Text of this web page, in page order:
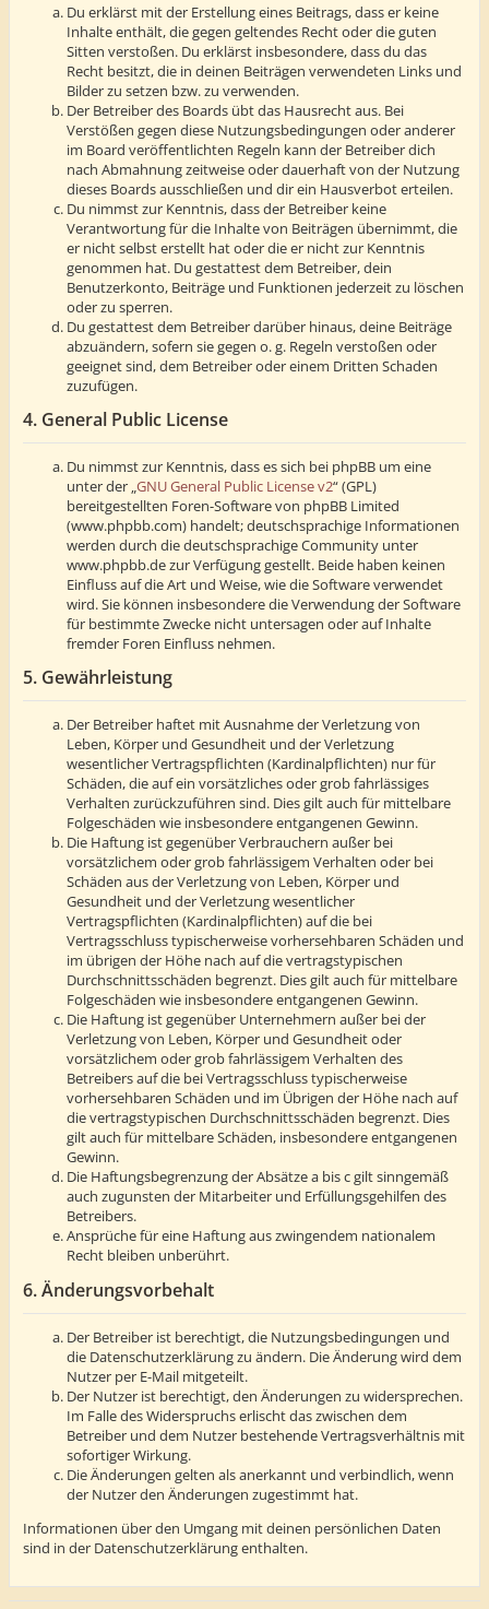
Du erklärst mit der Erstellung eines Beitrags, dass er keine
Inhalte enthält, die gegen geltendes Recht oder die guten
Sitten verstoßen. Du erklärst insbesondere, dass du das
Recht besitzt, die in deinen Beiträgen verwendeten Links und
Bilder zu setzen bzw. zu verwenden.
Der Betreiber des Boards übt das Hausrecht aus. Bei
Verstößen gegen diese Nutzungsbedingungen oder anderer
im Board veröffentlichten Regeln kann der Betreiber dich
nach Abmahnung zeitweise oder dauerhaft von der Nutzung
dieses Boards ausschließen und dir ein Hausverbot erteilen.
Du nimmst zur Kenntnis, dass der Betreiber keine
Verantwortung für die Inhalte von Beiträgen übernimmt, die
er nicht selbst erstellt hat oder die er nicht zur Kenntnis
genommen hat. Du gestattest dem Betreiber, dein
Benutzerkonto, Beiträge und Funktionen jederzeit zu löschen
oder zu sperren.
Du gestattest dem Betreiber darüber hinaus, deine Beiträge
abzuändern, sofern sie gegen o. g. Regeln verstoßen oder
geeignet sind, dem Betreiber oder einem Dritten Schaden
zuzufügen.
4. General Public License
Du nimmst zur Kenntnis, dass es sich bei phpBB um eine
unter der „GNU General Public License v2“ (GPL)
bereitgestellten Foren-Software von phpBB Limited
(www.phpbb.com) handelt; deutschsprachige Informationen
werden durch die deutschsprachige Community unter
www.phpbb.de zur Verfügung gestellt. Beide haben keinen
Einfluss auf die Art und Weise, wie die Software verwendet
wird. Sie können insbesondere die Verwendung der Software
für bestimmte Zwecke nicht untersagen oder auf Inhalte
fremder Foren Einfluss nehmen.
5. Gewährleistung
Der Betreiber haftet mit Ausnahme der Verletzung von
Leben, Körper und Gesundheit und der Verletzung
wesentlicher Vertragspflichten (Kardinalpflichten) nur für
Schäden, die auf ein vorsätzliches oder grob fahrlässiges
Verhalten zurückzuführen sind. Dies gilt auch für mittelbare
Folgeschäden wie insbesondere entgangenen Gewinn.
Die Haftung ist gegenüber Verbrauchern außer bei
vorsätzlichem oder grob fahrlässigem Verhalten oder bei
Schäden aus der Verletzung von Leben, Körper und
Gesundheit und der Verletzung wesentlicher
Vertragspflichten (Kardinalpflichten) auf die bei
Vertragsschluss typischerweise vorhersehbaren Schäden und
im übrigen der Höhe nach auf die vertragstypischen
Durchschnittsschäden begrenzt. Dies gilt auch für mittelbare
Folgeschäden wie insbesondere entgangenen Gewinn.
Die Haftung ist gegenüber Unternehmern außer bei der
Verletzung von Leben, Körper und Gesundheit oder
vorsätzlichem oder grob fahrlässigem Verhalten des
Betreibers auf die bei Vertragsschluss typischerweise
vorhersehbaren Schäden und im Übrigen der Höhe nach auf
die vertragstypischen Durchschnittsschäden begrenzt. Dies
gilt auch für mittelbare Schäden, insbesondere entgangenen
Gewinn.
Die Haftungsbegrenzung der Absätze a bis c gilt sinngemäß
auch zugunsten der Mitarbeiter und Erfüllungsgehilfen des
Betreibers.
Ansprüche für eine Haftung aus zwingendem nationalem
Recht bleiben unberührt.
6. Änderungsvorbehalt
Der Betreiber ist berechtigt, die Nutzungsbedingungen und
die Datenschutzerklärung zu ändern. Die Änderung wird dem
Nutzer per E-Mail mitgeteilt.
Der Nutzer ist berechtigt, den Änderungen zu widersprechen.
Im Falle des Widerspruchs erlischt das zwischen dem
Betreiber und dem Nutzer bestehende Vertragsverhältnis mit
sofortiger Wirkung.
Die Änderungen gelten als anerkannt und verbindlich, wenn
der Nutzer den Änderungen zugestimmt hat.
Informationen über den Umgang mit deinen persönlichen Daten
sind in der Datenschutzerklärung enthalten.